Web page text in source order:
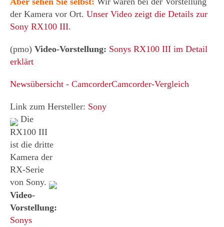
der Kamera vor Ort. Unser Video zeigt die Details zur
Sony RX100 III.
(pmo) Video-Vorstellung: Sonys RX100 III im Detail
erklärt
Newsübersicht - CamcorderCamcorder-Vergleich
Link zum Hersteller: Sony
Die
RX100 III
ist die dritte
Kamera der
RX-Serie
von Sony.
Video-
Vorstellung:
Sonys